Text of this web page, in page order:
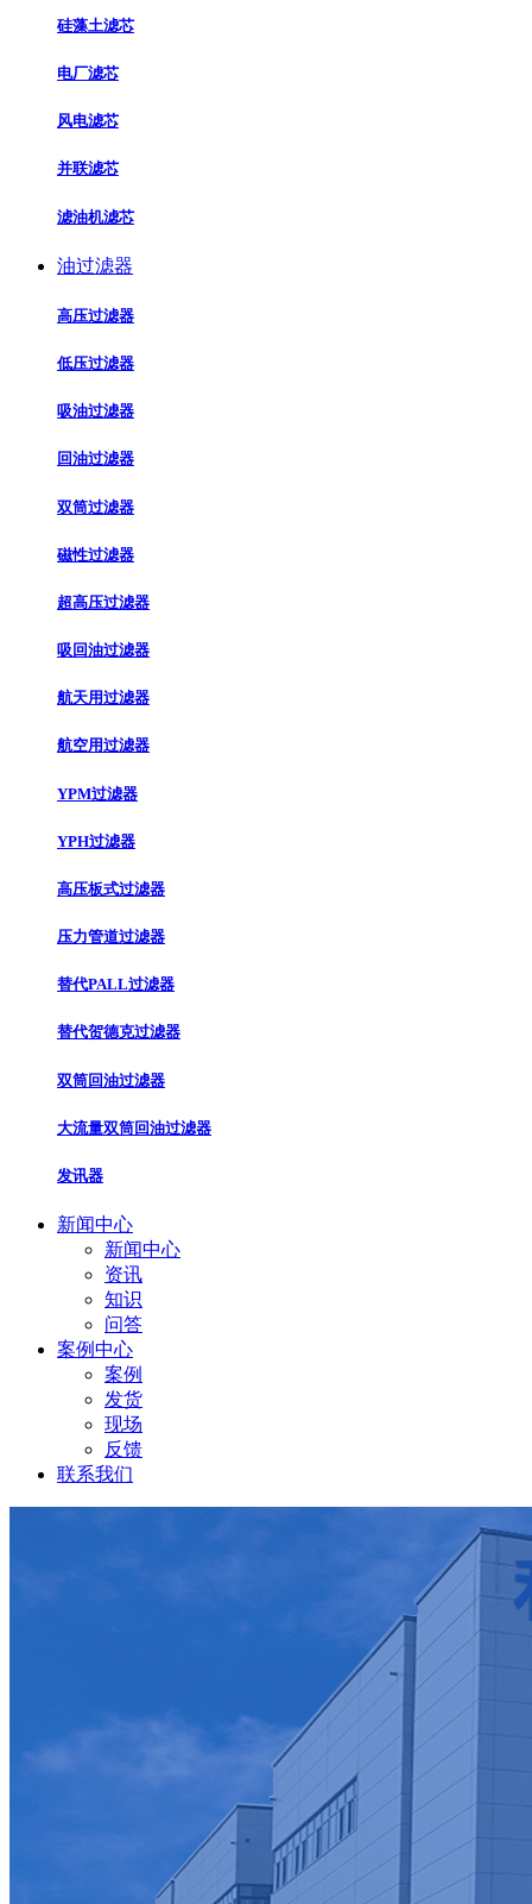
硅藻土滤芯
电厂滤芯
风电滤芯
并联滤芯
滤油机滤芯
油过滤器
高压过滤器
低压过滤器
吸油过滤器
回油过滤器
双筒过滤器
磁性过滤器
超高压过滤器
吸回油过滤器
航天用过滤器
航空用过滤器
YPM过滤器
YPH过滤器
高压板式过滤器
压力管道过滤器
替代PALL过滤器
替代贺德克过滤器
双筒回油过滤器
大流量双筒回油过滤器
发讯器
新闻中心
新闻中心
资讯
知识
问答
案例中心
案例
发货
现场
反馈
联系我们